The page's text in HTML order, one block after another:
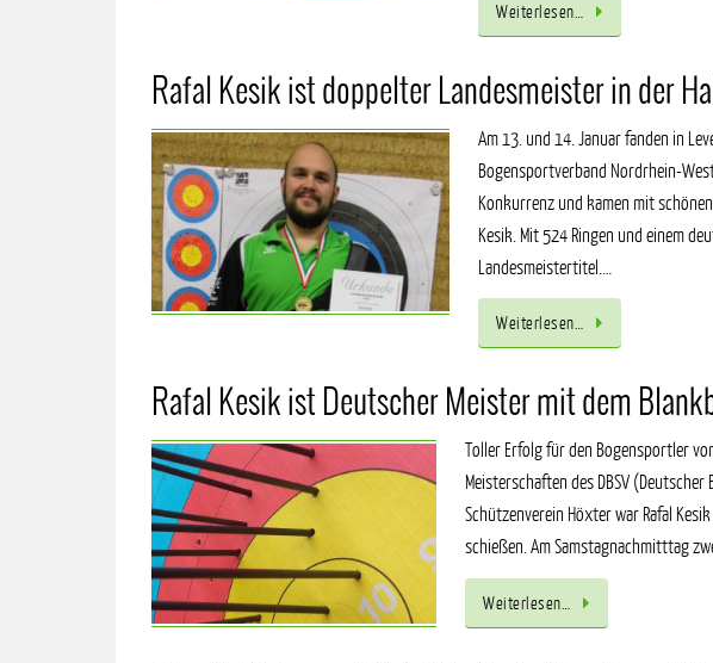
Weiterlesen…
Rafal Kesik ist doppelter Landesmeister in der
Am 13. und 14. Januar fanden in
Bogensportverband Nordrhein-
Konkurrenz und kamen mit
Kesik. Mit 524 Ringen und einem
Landesmeistertitel.…
Weiterlesen…
Rafal Kesik ist Deutscher Meister mit dem
Toller Erfolg für den Bogensportler
Meisterschaften des DBSV
Schützenverein Höxter war Rafal
schießen. Am Samstagnachmitttag
Weiterlesen…